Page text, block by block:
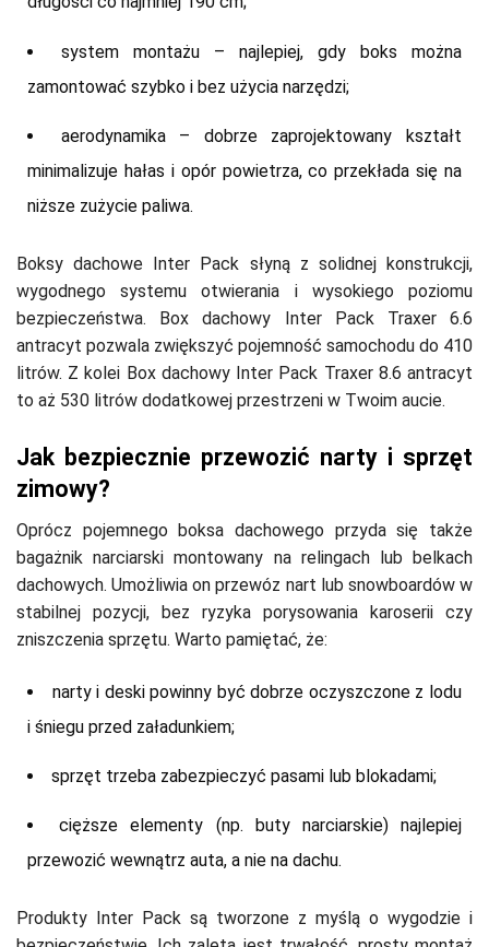
system montażu – najlepiej, gdy boks można
zamontować szybko i bez użycia narzędzi;
aerodynamika – dobrze zaprojektowany kształt
minimalizuje hałas i opór powietrza, co przekłada się na
niższe zużycie paliwa.
Boksy dachowe Inter Pack słyną z solidnej konstrukcji,
wygodnego systemu otwierania i wysokiego poziomu
bezpieczeństwa. Box dachowy Inter Pack Traxer 6.6
antracyt pozwala zwiększyć pojemność samochodu do 410
litrów. Z kolei Box dachowy Inter Pack Traxer 8.6 antracyt
to aż 530 litrów dodatkowej przestrzeni w Twoim aucie.
Jak bezpiecznie przewozić narty i sprzęt
zimowy?
Oprócz pojemnego boksa dachowego przyda się także
bagażnik narciarski montowany na relingach lub belkach
dachowych. Umożliwia on przewóz nart lub snowboardów w
stabilnej pozycji, bez ryzyka porysowania karoserii czy
zniszczenia sprzętu. Warto pamiętać, że:
narty i deski powinny być dobrze oczyszczone z lodu
i śniegu przed załadunkiem;
sprzęt trzeba zabezpieczyć pasami lub blokadami;
cięższe elementy (np. buty narciarskie) najlepiej
przewozić wewnątrz auta, a nie na dachu.
Produkty Inter Pack są tworzone z myślą o wygodzie i